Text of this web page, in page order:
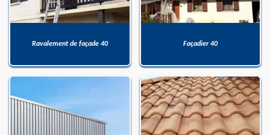
Ravalement de façade 40 Façadier 40